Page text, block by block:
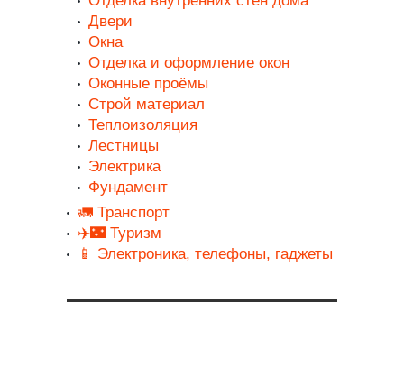
Двери
Окна
Отделка и оформление окон
Оконные проёмы
Строй материал
Теплоизоляция
Лестницы
Электрика
Фундамент
🚛 Транспорт
✈️🌃 Туризм
📱 Электроника, телефоны, гаджеты